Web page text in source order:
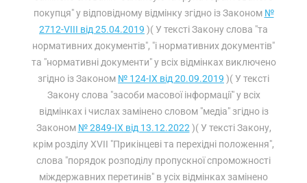
покупця" у відповідному відмінку згідно із Законом №
2712-VIII від 25.04.2019 )( У тексті Закону слова "та
нормативних документів", "і нормативних документів"
та "нормативні документи" у всіх відмінках виключено
згідно із Законом № 124-IX від 20.09.2019 )( У тексті
Закону слова "засоби масової інформації" у всіх
відмінках і числах замінено словом "медіа" згідно із
Законом № 2849-IX від 13.12.2022 )( У тексті Закону,
крім розділу XVII "Прикінцеві та перехідні положення",
слова "порядок розподілу пропускної спроможності
міждержавних перетинів" в усіх відмінках замінено